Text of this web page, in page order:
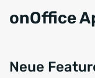
onOffice
Neue